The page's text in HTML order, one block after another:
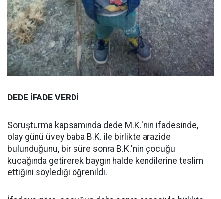
DEDE İFADE VERDİ
Soruşturma kapsamında dede M.K.'nin ifadesinde,
olay günü üvey baba B.K. ile birlikte arazide
bulunduğunu, bir süre sonra B.K.'nin çocuğu
kucağında getirerek baygın halde kendilerine teslim
ettiğini söylediği öğrenildi.